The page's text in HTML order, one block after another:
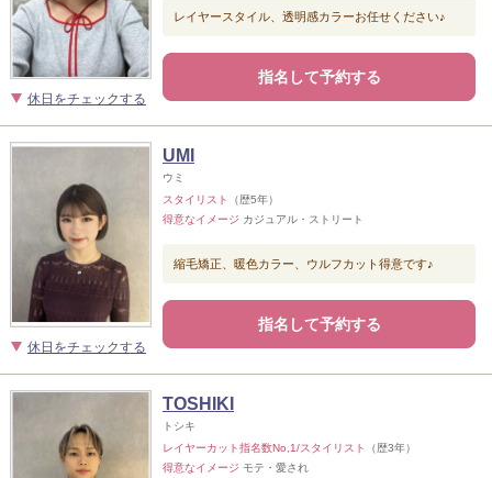
休日をチェックする
レイヤースタイル、透明感カラーお任せください♪
指名して予約する
休日をチェックする
UMI
ウミ
スタイリスト
（歴5年）
得意なイメージ カジュアル・ストリート
縮毛矯正、暖色カラー、ウルフカット得意です♪
指名して予約する
TOSHIKI
トシキ
レイヤーカット指名数No,1/スタイリスト
（歴3年）
得意なイメージ モテ・愛され